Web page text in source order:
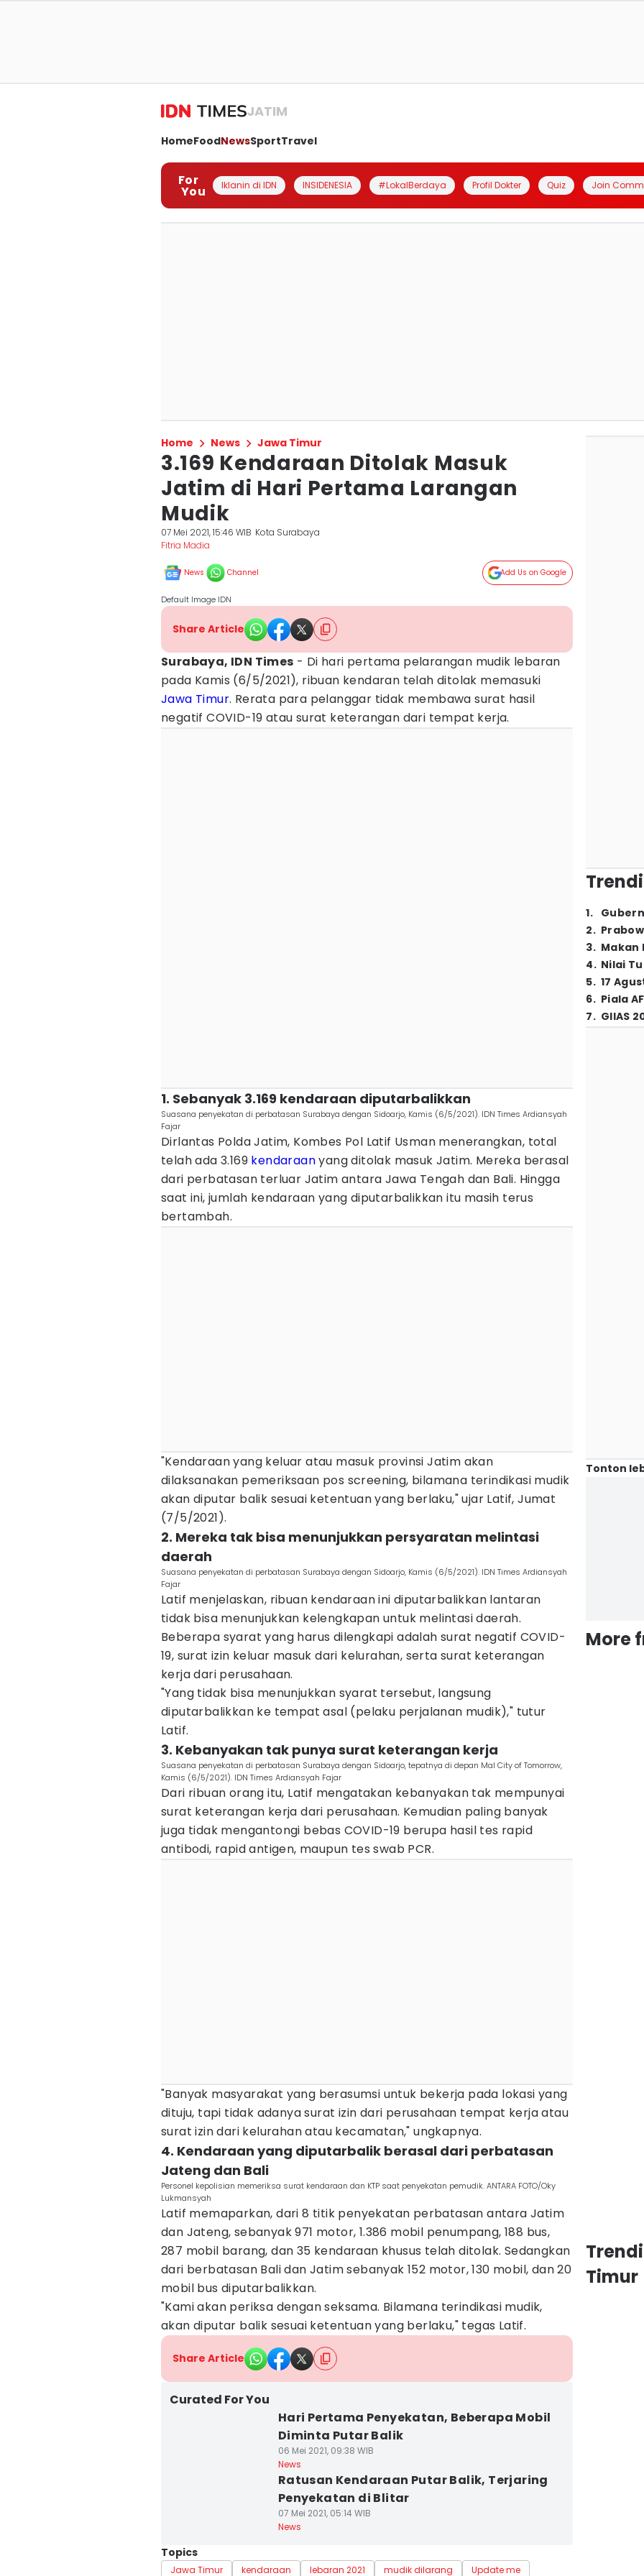
JATIM
HomeFoodNewsSportTravel
For
You Iklanin di IDN INSIDENESIA #LokalBerdaya Profil Dokter Quiz Join
Home News Jawa Timur
3.169 Kendaraan Ditolak Masuk
Jatim di Hari Pertama Larangan
Mudik
07 Mei 2021, 15:46 WIB Kota Surabaya
Fitria Madia
News Channel Add Us on Google
Default Image IDN
Share Article
Surabaya, IDN Times - Di hari pertama pelarangan mudik lebaran
pada Kamis (6/5/2021), ribuan kendaran telah ditolak memasuki
Jawa Timur. Rerata para pelanggar tidak membawa surat hasil
negatif COVID-19 atau surat keterangan dari tempat kerja.
1. Sebanyak 3.169 kendaraan diputarbalikkan
Suasana penyekatan di perbatasan Surabaya dengan Sidoarjo, Kamis (6/5/2021). IDN Times Ardiansyah
Fajar
Dirlantas Polda Jatim, Kombes Pol Latif Usman menerangkan, total
telah ada 3.169 kendaraanyang ditolak masuk Jatim. Mereka berasal
dari perbatasan terluar Jatim antara Jawa Tengah dan Bali. Hingga
saat ini, jumlah kendaraan yang diputarbalikkan itu masih terus
bertambah.
"Kendaraan yang keluar atau masuk provinsi Jatim akan
dilaksanakan pemeriksaan pos screening, bilamana terindikasi mudik
akan diputar balik sesuai ketentuan yang berlaku," ujar Latif, Jumat
(7/5/2021).
2. Mereka tak bisa menunjukkan persyaratan melintasi
daerah
Suasana penyekatan di perbatasan Surabaya dengan Sidoarjo, Kamis (6/5/2021). IDN Times Ardiansyah
Fajar
Latif menjelaskan, ribuan kendaraan ini diputarbalikkan lantaran
tidak bisa menunjukkan kelengkapan untuk melintasi daerah.
Beberapa syarat yang harus dilengkapi adalah surat negatif COVID-
19, surat izin keluar masuk dari kelurahan, serta surat keterangan
kerja dari perusahaan.
"Yang tidak bisa menunjukkan syarat tersebut, langsung
diputarbalikkan ke tempat asal (pelaku perjalanan mudik)," tutur
Latif.
3. Kebanyakan tak punya surat keterangan kerja
Suasana penyekatan di perbatasan Surabaya dengan Sidoarjo, tepatnya di depan Mal City of Tomorrow,
Kamis (6/5/2021). IDN Times Ardiansyah Fajar
Dari ribuan orang itu, Latif mengatakan kebanyakan tak mempunyai
surat keterangan kerja dari perusahaan. Kemudian paling banyak
juga tidak mengantongi bebas COVID-19 berupa hasil tes rapid
antibodi, rapid antigen, maupun tes swab PCR.
"Banyak masyarakat yang berasumsi untuk bekerja pada lokasi yang
dituju, tapi tidak adanya surat izin dari perusahaan tempat kerja atau
surat izin dari kelurahan atau kecamatan," ungkapnya.
4. Kendaraan yang diputarbalik berasal dari perbatasan
Jateng dan Bali
Personel kepolisian memeriksa surat kendaraan dan KTP saat penyekatan pemudik. ANTARA FOTO/Oky
Lukmansyah
Latif memaparkan, dari 8 titik penyekatan perbatasan antara Jatim
dan Jateng, sebanyak 971 motor, 1.386 mobil penumpang, 188 bus,
287 mobil barang, dan 35 kendaraan khusus telah ditolak. Sedangkan
dari berbatasan Bali dan Jatim sebanyak 152 motor, 130 mobil, dan 20
mobil bus diputarbalikkan.
"Kami akan periksa dengan seksama. Bilamana terindikasi mudik,
akan diputar balik sesuai ketentuan yang berlaku," tegas Latif.
Share Article
Curated For You
Hari Pertama Penyekatan, Beberapa Mobil
Diminta Putar Balik
06 Mei 2021, 09:38 WIB
News
Ratusan Kendaraan Putar Balik, Terjaring
Penyekatan di Blitar
07 Mei 2021, 05:14 WIB
News
Topics
Jawa Timur kendaraan lebaran 2021 mudik dilarang Update me
1.
2.
3. Makan
4. Nilai
5. 17
6. Piala
7. GIIAS
Tonton
More
Timur